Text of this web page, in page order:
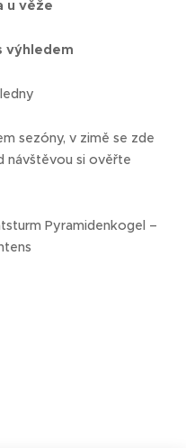
u věže
výhledem
sezóny, v zimě se zde
návštěvou si ověřte
Pyramidenkogel –